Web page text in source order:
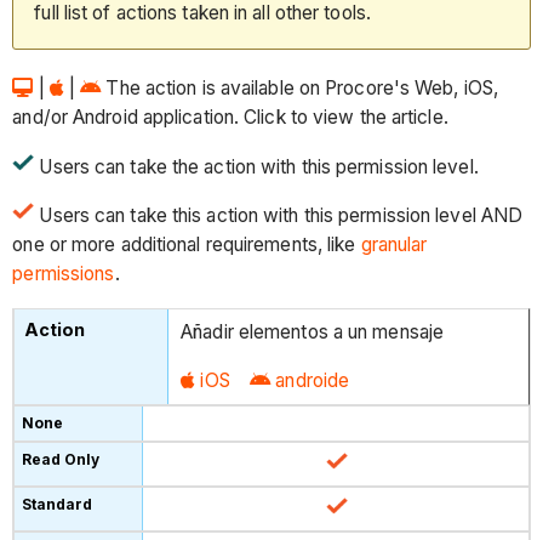
full list of actions taken in all other tools.
|
The action is available on Procore's Web, iOS,
and/or Android application. Click to view the article.
Users can take the action with this permission level.
Users can take this action with this permission level AND
one or more additional requirements, like granular
permissions.
Añadir elementos a un mensaje
iOS androide